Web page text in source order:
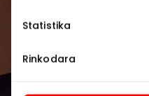
Statistika
Rinkodara
Pirmieji sužinokite